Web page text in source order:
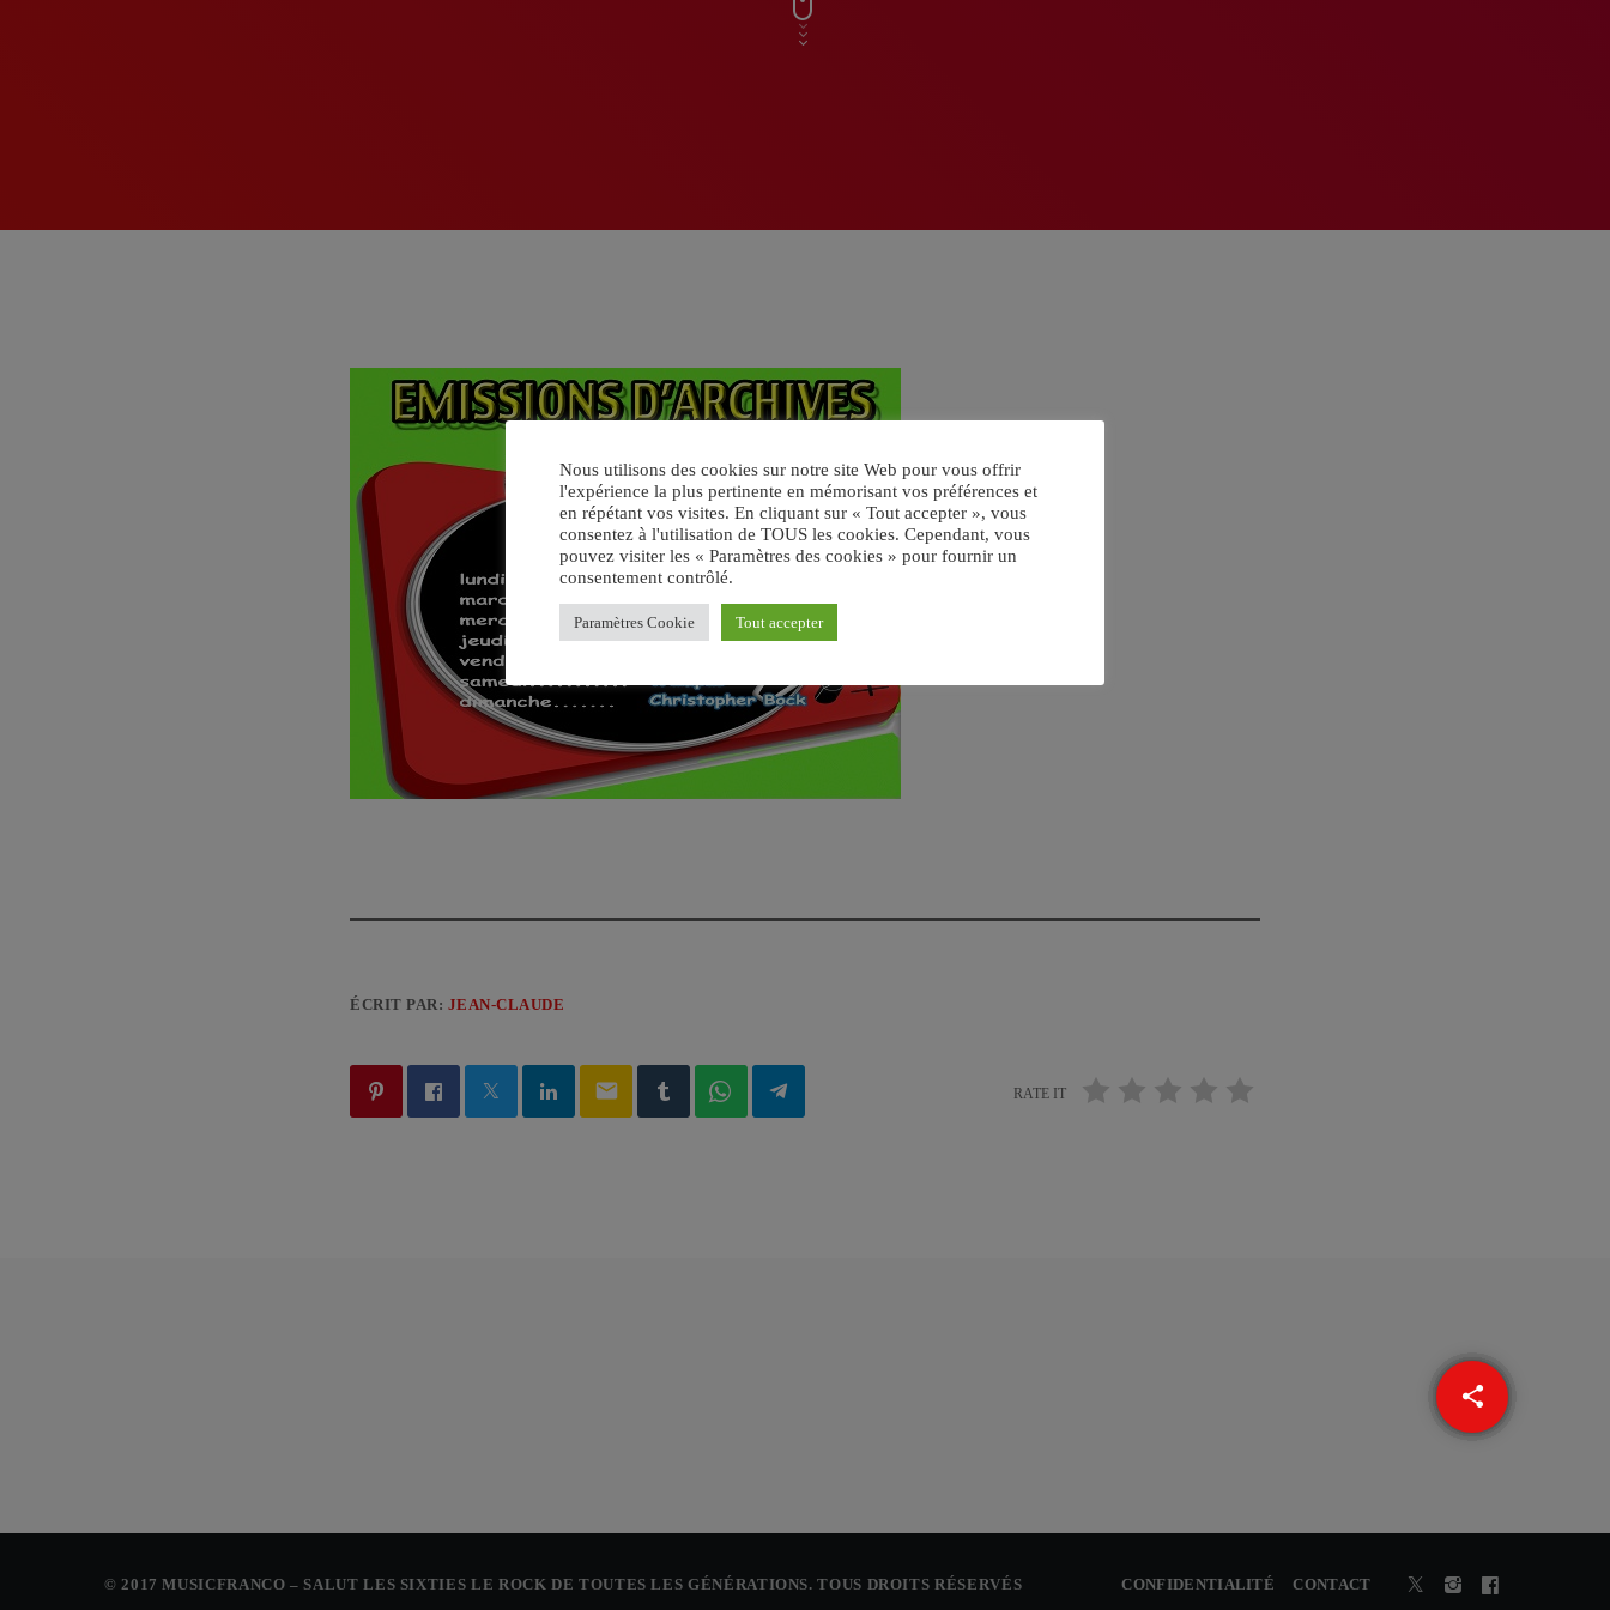
share
email
ÉCRIT PAR: JEAN-CLAUDE
email RATE IT
© 2017 MUSICFRANCO – SALUT LES SIXTIES LE ROCK DE TOUTES LES GÉNÉRATIONS. TOUS DROITS RÉSERVÉS CONFIDENTIALITÉ CONTACT
Nous utilisons des cookies sur notre site Web pour vous offrir
l'expérience la plus pertinente en mémorisant vos préférences et
en répétant vos visites. En cliquant sur « Tout accepter », vous
consentez à l'utilisation de TOUS les cookies. Cependant, vous
pouvez visiter les « Paramètres des cookies » pour fournir un
consentement contrôlé.
Paramètres Cookie Tout accepter